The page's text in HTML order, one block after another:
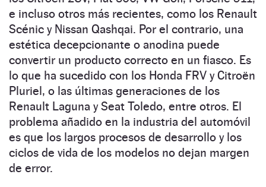
e incluso otros más recientes, como los Renault
Scénic y Nissan Qashqai. Por el contrario, una
estética decepcionante o anodina puede
convertir un producto correcto en un fiasco. Es
lo que ha sucedido con los Honda FRV y Citroën
Pluriel, o las últimas generaciones de los
Renault Laguna y Seat Toledo, entre otros. El
problema añadido en la industria del automóvil
es que los largos procesos de desarrollo y los
ciclos de vida de los modelos no dejan margen
de error.